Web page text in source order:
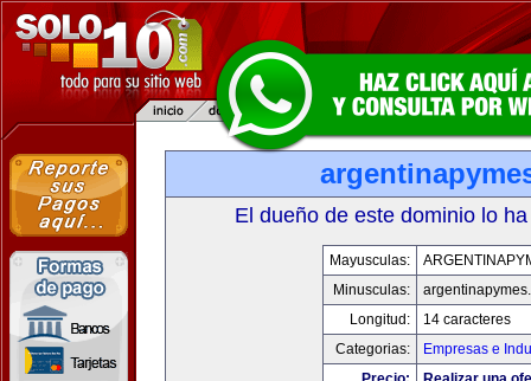
El dueño de este dominio lo
Mayusculas:
Minusculas:
Longitud:
14 caracteres
Categorias:
Empresas e